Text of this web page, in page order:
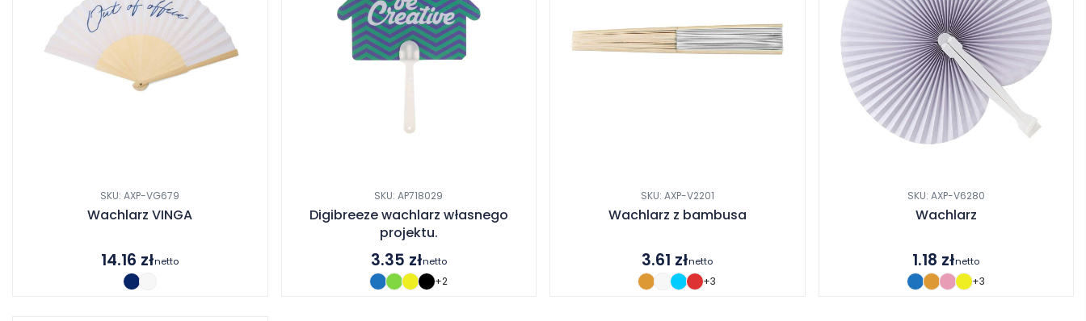
SKU: AXP-VG679
Wachlarz VINGA
14.16 złnetto
SKU: AP718029
Digibreeze wachlarz własnego
projektu.
3.35 złnetto
+2
SKU: AXP-V2201
Wachlarz z bambusa
3.61 złnetto
+3
SKU: AXP-V6280
Wachlarz
1.18 złnetto
+3